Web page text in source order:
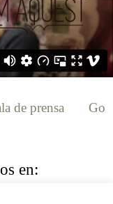
de prensa
Go
en: